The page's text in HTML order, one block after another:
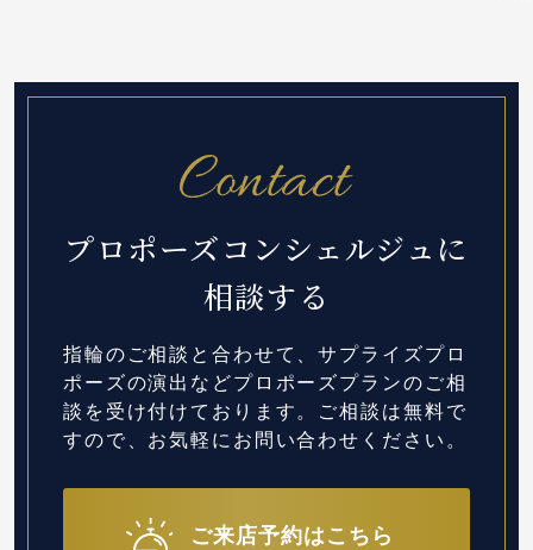
プロポーズコンシェルジュに
相談する
指輪のご相談と合わせて、サプライズプロ
ポーズの演出などプロポーズプランのご相
談を受け付けております。 ご相談は無料で
すので、お気軽にお問い合わせください。
ご来店予約はこちら